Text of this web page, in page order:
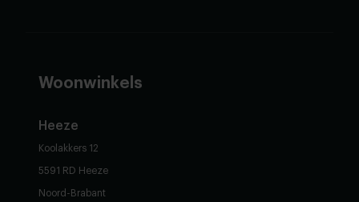
Woonwinkels
Heeze
Koolakkers 12
5591 RD Heeze
Noord-Brabant